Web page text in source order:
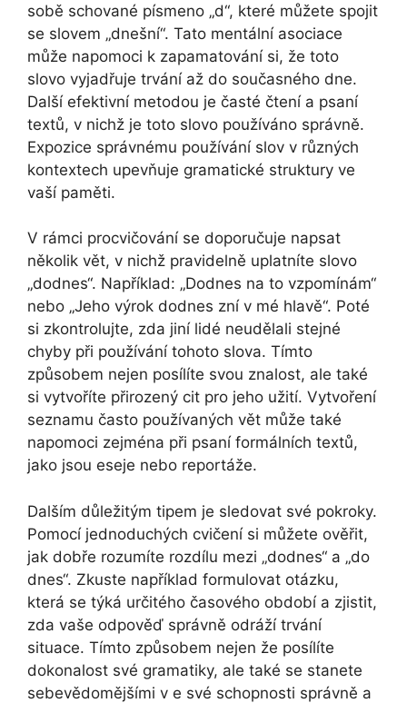
sobě schované písmeno „d“, které můžete spojit
se slovem „dnešní“. Tato mentální asociace
může napomoci k zapamatování si, že toto
slovo vyjadřuje trvání až do současného dne.
Další efektivní metodou je časté čtení a psaní
textů, v nichž je toto slovo používáno správně.
Expozice správnému používání slov v různých
kontextech upevňuje gramatické struktury ve
vaší paměti.
V rámci procvičování se doporučuje napsat
několik vět, v nichž pravidelně uplatníte slovo
„dodnes“. Například: „Dodnes na to vzpomínám“
nebo „Jeho výrok dodnes zní v mé hlavě“. Poté
si zkontrolujte, zda jiní lidé neudělali stejné
chyby při používání tohoto slova. Tímto
způsobem nejen posílíte svou znalost, ale také
si vytvoříte přirozený cit pro jeho užití. Vytvoření
seznamu často používaných vět může také
napomoci zejména při psaní formálních textů,
jako jsou eseje nebo reportáže.
Dalším důležitým tipem je sledovat své pokroky.
Pomocí jednoduchých cvičení si můžete ověřit,
jak dobře rozumíte rozdílu mezi „dodnes“ a „do
dnes“. Zkuste například formulovat otázku,
která se týká určitého časového období a zjistit,
zda vaše odpověď správně odráží trvání
situace. Tímto způsobem nejen že posílíte
dokonalost své gramatiky, ale také se stanete
sebevědomějšími v e své schopnosti správně a